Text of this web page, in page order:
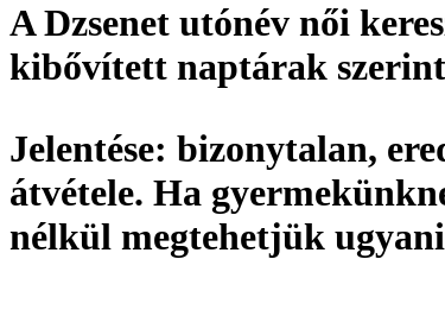
A Dzsenet utónév női
kibővített naptárak
Jelentése: bizonytalan,
átvétele. Ha
nélkül megtehetjük